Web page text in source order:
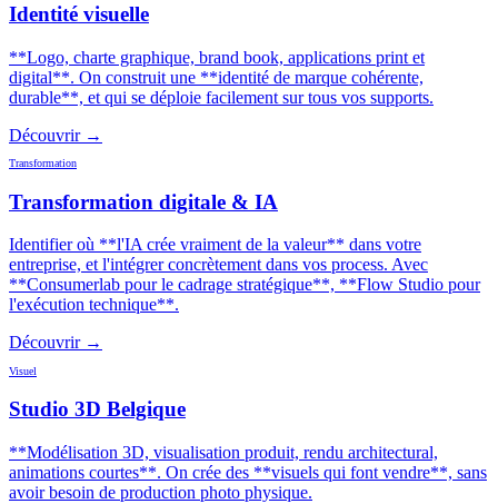
Identité visuelle
**Logo, charte graphique, brand book, applications print et
digital**. On construit une **identité de marque cohérente,
durable**, et qui se déploie facilement sur tous vos supports.
Découvrir →
Transformation
Transformation digitale & IA
Identifier où **l'IA crée vraiment de la valeur** dans votre
entreprise, et l'intégrer concrètement dans vos process. Avec
**Consumerlab pour le cadrage stratégique**, **Flow Studio pour
l'exécution technique**.
Découvrir →
Visuel
Studio 3D Belgique
**Modélisation 3D, visualisation produit, rendu architectural,
animations courtes**. On crée des **visuels qui font vendre**, sans
avoir besoin de production photo physique.